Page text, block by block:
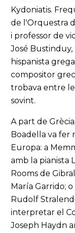
Kydoniatis.
de l'Orquestra
i professor de
José
hispanista
compositor
trobava entre
sovint.
A part de
Boadella va fer
Europa: a
amb la pianista
Rooms de
María Garrido;
Rudolf
interpretar el
Joseph Haydn